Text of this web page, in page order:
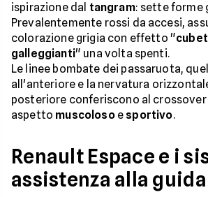
ispirazione dal tangram: sette forme
Prevalentemente rossi da accesi,
colorazione grigia con effetto "
galleggianti" una volta spenti.
Le linee bombate dei passaruota,
all'anteriore e la nervatura
posteriore conferiscono al crossover
aspetto muscolosoe sportivo.
Renault Espace e i
assistenza alla guida